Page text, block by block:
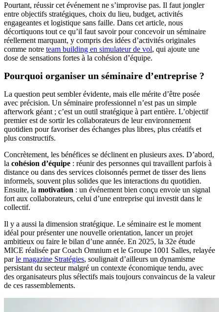
Pourtant, réussir cet événement ne s’improvise pas. Il faut jongler
entre objectifs stratégiques, choix du lieu, budget, activités
engageantes et logistique sans faille. Dans cet article, nous
décortiquons tout ce qu’il faut savoir pour concevoir un séminaire
réellement marquant, y compris des idées d’activités originales
comme notre team building en simulateur de vol, qui ajoute une
dose de sensations fortes à la cohésion d’équipe.
Pourquoi organiser un séminaire d’entreprise ?
La question peut sembler évidente, mais elle mérite d’être posée
avec précision. Un séminaire professionnel n’est pas un simple
afterwork géant ; c’est un outil stratégique à part entière. L’objectif
premier est de sortir les collaborateurs de leur environnement
quotidien pour favoriser des échanges plus libres, plus créatifs et
plus constructifs.
Concrètement, les bénéfices se déclinent en plusieurs axes. D’abord,
la cohésion d’équipe : réunir des personnes qui travaillent parfois à
distance ou dans des services cloisonnés permet de tisser des liens
informels, souvent plus solides que les interactions du quotidien.
Ensuite, la motivation : un événement bien conçu envoie un signal
fort aux collaborateurs, celui d’une entreprise qui investit dans le
collectif.
Il y a aussi la dimension stratégique. Le séminaire est le moment
idéal pour présenter une nouvelle orientation, lancer un projet
ambitieux ou faire le bilan d’une année. En 2025, la 32e étude
MICE réalisée par Coach Omnium et le Groupe 1001 Salles, relayée
parle magazine Stratégies, soulignait d’ailleurs un dynamisme
persistant du secteur malgré un contexte économique tendu, avec
des organisateurs plus sélectifs mais toujours convaincus de la valeur
de ces rassemblements.